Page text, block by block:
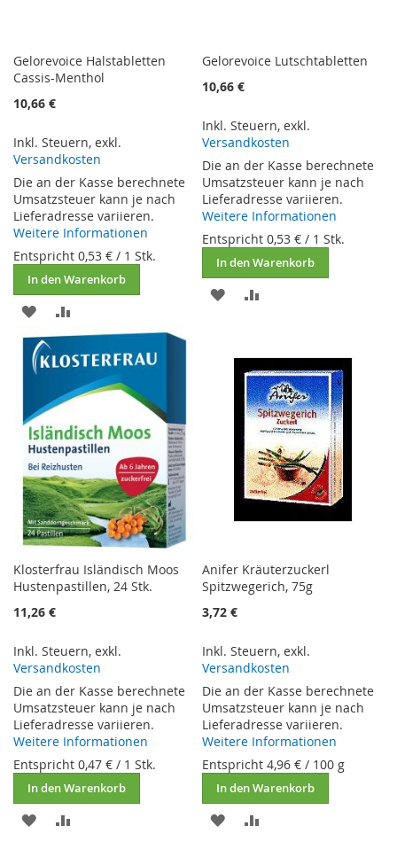
Gelorevoice Halstabletten
Cassis-Menthol
10,66 €
Inkl. Steuern, exkl.
Versandkosten
Die an der Kasse berechnete
Umsatzsteuer kann je nach
Lieferadresse variieren.
Weitere Informationen
Entspricht 0,53 € / 1 Stk.
In den Warenkorb
ZUR
WUNSCHLISTE
HINZUFÜGEN
VERGLEICHSLISTE
HINZUFÜGEN
Gelorevoice Lutschtabletten
10,66 €
Inkl. Steuern,exkl.
Versandkosten
Die an der Kasse berechnete
Umsatzsteuer kann je nach
Lieferadresse variieren.
Weitere Informationen
Entspricht0,53 € / 1 Stk.
In den Warenkorb
ZUR
HINZUFÜGEN
HINZUFÜGEN
Klosterfrau Isländisch Moos
Hustenpastillen, 24 Stk.
11,26 €
Inkl. Steuern, exkl.
Versandkosten
Die an der Kasse berechnete
Umsatzsteuer kann je nach
Lieferadresse variieren.
Weitere Informationen
Entspricht 0,47 € / 1 Stk.
In den Warenkorb
ZUR
Anifer Kräuterzuckerl
Spitzwegerich, 75g
3,72 €
Inkl. Steuern,exkl.
Versandkosten
Die an der Kasse berechnete
Umsatzsteuer kann je nach
Lieferadresse variieren.
Weitere Informationen
Entspricht4,96 € / 100 g
In den Warenkorb
ZUR